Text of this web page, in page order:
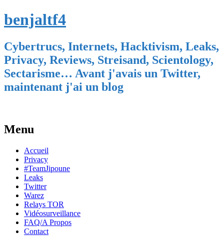
benjaltf4
Cybertrucs, Internets, Hacktivism, Leaks,
Privacy, Reviews, Streisand, Scientology,
Sectarisme… Avant j'avais un Twitter,
maintenant j'ai un blog
Menu
Skip
content
Accueil
Privacy
#TeamJipoune
Leaks
Twitter
Warez
Relays TOR
Vidéosurveillance
FAQ/A Propos
Contact